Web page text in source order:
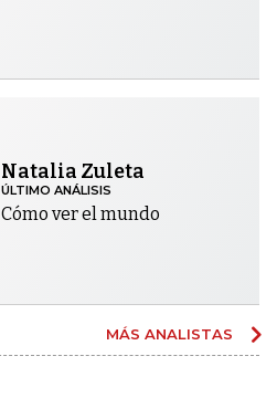
Natalia Zuleta
ÚLTIMO ANÁLISIS
Cómo ver el mundo
MÁS ANALISTAS